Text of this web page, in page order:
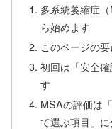
多系統萎縮症
ら始めます
このページの要
初回は「安全
す
MSAの評価は
て選ぶ項目」